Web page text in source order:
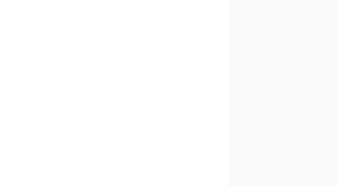
술을 잘하고 대장내
학도 다녀왔다.병원
도 했는데 국소마취
명했다.이상섭 기자
단 전재 및 재배포
서 나오는 반흔탈장
드시 수술을 해야합
한 수술법 소개* 소아
안전하게 수술받는